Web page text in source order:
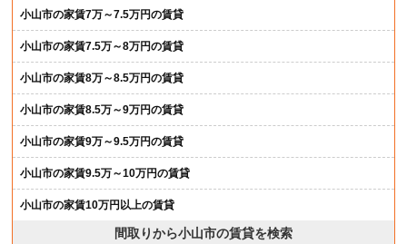
小山市の家賃7万～7.5万円の賃貸
小山市の家賃7.5万～8万円の賃貸
小山市の家賃8万～8.5万円の賃貸
小山市の家賃8.5万～9万円の賃貸
小山市の家賃9万～9.5万円の賃貸
小山市の家賃9.5万～10万円の賃貸
小山市の家賃10万円以上の賃貸
間取りから小山市の賃貸を検索